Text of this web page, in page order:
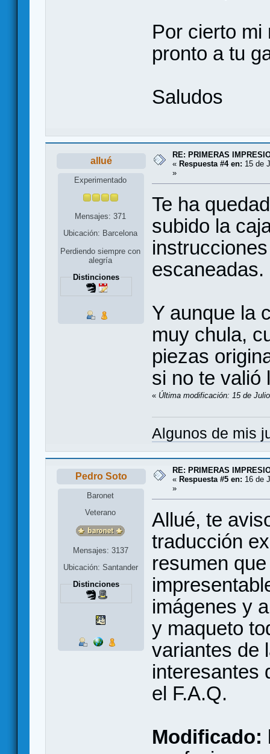
Por cierto mi
pronto a tu
Saludos
allué
Experimentado
Mensajes: 371
Ubicación: Barcelona
Perdiendo siempre con
alegría
Distinciones
RE: PRIMERAS
« Respuesta #4 en: 15 de
»
Te ha
subido la
escaneadas.
Y aunque la
muy chula,
piezas
si no te
« Última modificación: 15 de
Algunos de mis
Pedro Soto
Baronet
Veterano
Mensajes: 3137
Ubicación: Santander
Distinciones
RE: PRIMERAS
« Respuesta #5 en: 16 de
»
Allué, te
traducción
resumen
imágenes y
y maqueto
variantes de
interesantes
el F.A.Q.
Modificado: